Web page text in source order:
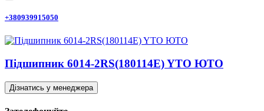
+380939915050
Підшипник 6014-2RS(180114E) YTO ЮТО
Дізнатись у менеджера